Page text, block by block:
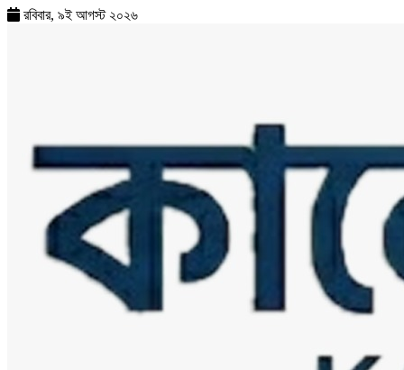
রবিবার, ৯ই আগস্ট ২০২৬